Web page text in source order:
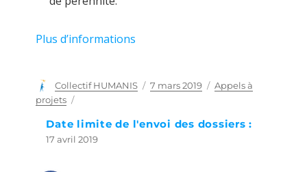
Plus d’informations
Auteur
Collectif HUMANIS
Publié
7 mars 2019 Catégories
Appels à
projets
Date limite de l'envoi des dossiers :
17 avril 2019